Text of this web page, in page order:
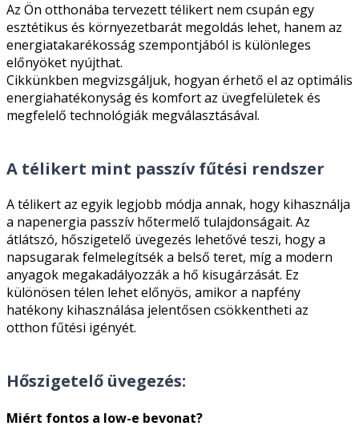
Az Ön otthonába tervezett télikert nem csupán egy
esztétikus és környezetbarát megoldás lehet, hanem az
energiatakarékosság szempontjából is különleges
előnyöket nyújthat.
Cikkünkben megvizsgáljuk, hogyan érhető el az optimális
energiahatékonyság és komfort az üvegfelületek és
megfelelő technológiák megválasztásával.
A télikert mint passzív fűtési rendszer
A télikert az egyik legjobb módja annak, hogy kihasználja
a napenergia passzív hőtermelő tulajdonságait. Az
átlátszó, hőszigetelő üvegezés lehetővé teszi, hogy a
napsugarak felmelegítsék a belső teret, míg a modern
anyagok megakadályozzák a hő kisugárzását. Ez
különösen télen lehet előnyös, amikor a napfény
hatékony kihasználása jelentősen csökkentheti az
otthon fűtési igényét.
Hőszigetelő üvegezés:
Miért fontos a low-e bevonat?